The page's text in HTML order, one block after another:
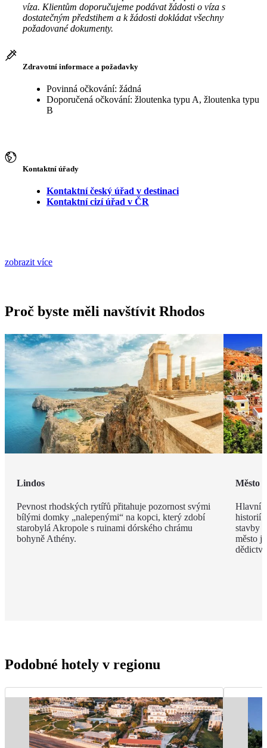
víza. Klientům doporučujeme podávat žádosti o víza s
dostatečným předstihem a k žádosti dokládat všechny
požadované dokumenty.
Zdravotní informace a požadavky
Povinná očkování: žádná
Doporučená očkování: žloutenka typu A, žloutenka typu
B
Kontaktní úřady
Kontaktní český úřad v destinaci
Kontaktní cizí úřad v ČR
zobrazit více
Proč byste měli navštívit Rhodos
Lindos
Pevnost rhodských rytířů přitahuje pozornost svými
bílými domky „nalepenými“ na kopci, který zdobí
starobylá Akropole s ruinami dórského chrámu
bohyně Athény.
Město
Hlavní
historií
stavby
město
Podobné hotely v regionu